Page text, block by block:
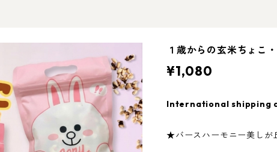
１歳からの玄米ちょこ
¥1,080
International shipping
★バースハーモニー美し